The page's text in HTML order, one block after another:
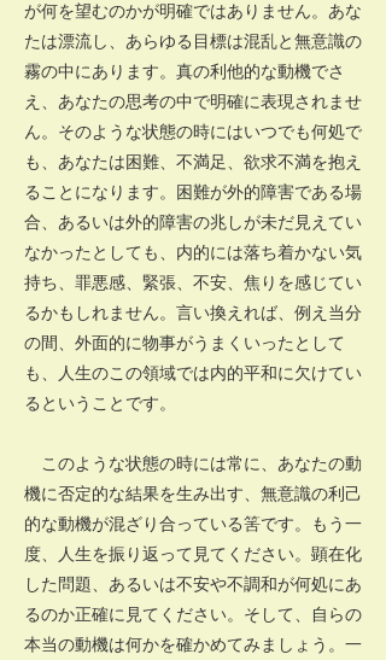
が何を望むのかが明確ではありません。あな
たは漂流し、あらゆる目標は混乱と無意識の
霧の中にあります。真の利他的な動機でさ
え、あなたの思考の中で明確に表現されませ
ん。そのような状態の時にはいつでも何処で
も、あなたは困難、不満足、欲求不満を抱え
ることになります。困難が外的障害である場
合、あるいは外的障害の兆しが未だ見えてい
なかったとしても、内的には落ち着かない気
持ち、罪悪感、緊張、不安、焦りを感じてい
るかもしれません。言い換えれば、例え当分
の間、外面的に物事がうまくいったとして
も、人生のこの領域では内的平和に欠けてい
るということです。
このような状態の時には常に、あなたの動
機に否定的な結果を生み出す、無意識の利己
的な動機が混ざり合っている筈です。もう一
度、人生を振り返って見てください。顕在化
した問題、あるいは不安や不調和が何処にあ
るのか正確に見てください。そして、自らの
本当の動機は何かを確かめてみましょう。一